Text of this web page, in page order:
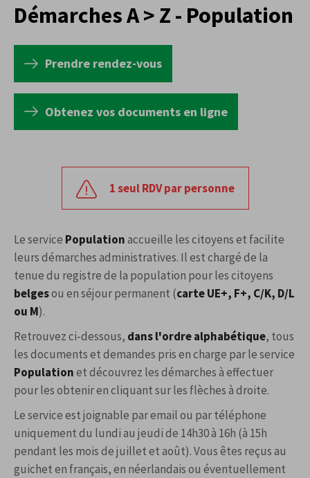
Démarches A > Z - Population
Prendre rendez-vous
Obtenez vos documents en ligne
1 seul RDV par personne
Le service Populationaccueille les citoyens et facilite
leurs démarches administratives. Il est chargé de la
tenue du registre de la population pour les citoyens
belgesou en séjour permanent (carte UE+, F+, C/K, D/L
ou M).
Retrouvez ci-dessous, dans l'ordre alphabétique, tous
les documents et demandes pris en charge par le service
Populationet découvrez les démarches à effectuer
pour les obtenir en cliquant sur les flèches à droite.
Le service est joignable par email ou par téléphone
uniquement du lundi au jeudi de 14h30 à 16h (à 15h
pendant les mois de juillet et août). Vous êtes reçus au
guichet en français, en néerlandais ou éventuellement